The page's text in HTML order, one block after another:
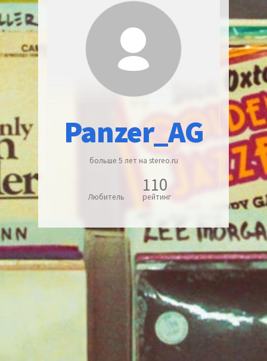
Panzer_AG
больше 5 лет на stereo.ru
Любитель
110
рейтинг